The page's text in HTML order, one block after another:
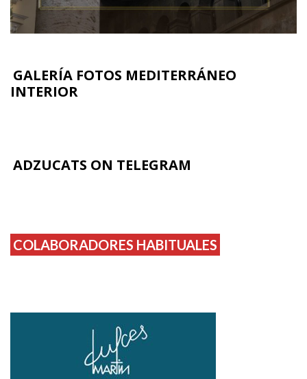
GALERÍA FOTOS MEDITERRÁNEO
INTERIOR
ADZUCATS ON TELEGRAM
COLABORADORES HABITUALES